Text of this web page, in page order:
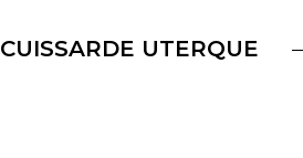
CUISSARDE UTERQUE